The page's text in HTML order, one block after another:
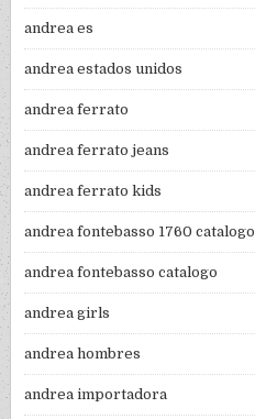
andrea es
andrea estados unidos
andrea ferrato
andrea ferrato jeans
andrea ferrato kids
andrea fontebasso 1760 catalogo
andrea fontebasso catalogo
andrea girls
andrea hombres
andrea importadora